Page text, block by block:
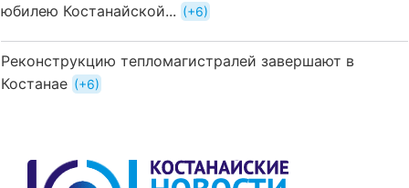
юбилею Костанайской...
+6
Реконструкцию тепломагистралей завершают в
Костанае
+6